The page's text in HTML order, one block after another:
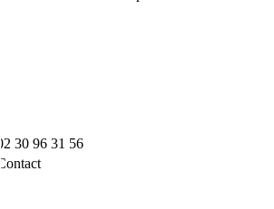
02 30 96 31 56
Contact